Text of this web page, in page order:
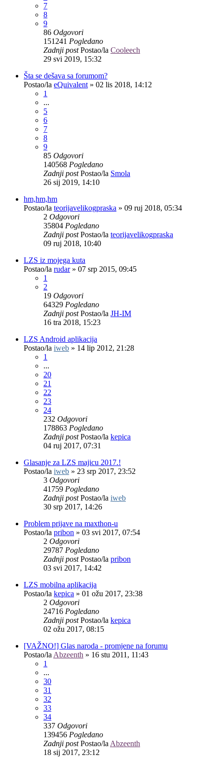
7
8
9
86 Odgovori
151241 Pogledano
Zadnji postPostao/la Cooleech
29 svi 2019, 15:32
Šta se dešava sa forumom?
Postao/la eQuivalent » 02 lis 2018, 14:12
1
...
5
6
7
8
9
85 Odgovori
140568 Pogledano
Zadnji postPostao/la Smola
26 sij 2019, 14:10
hm,hm,hm
Postao/la teorijavelikogpraska » 09 ruj 2018, 05:34
2 Odgovori
35804 Pogledano
Zadnji postPostao/la teorijavelikogpraska
09 ruj 2018, 10:40
LZS iz mojega kuta
Postao/la rudar» 07 srp 2015, 09:45
1
2
19 Odgovori
64329 Pogledano
Zadnji postPostao/la JH-IM
16 tra 2018, 15:23
LZS Android aplikacija
Postao/la iweb » 14 lip 2012, 21:28
1
...
20
21
22
23
24
232 Odgovori
178863 Pogledano
Zadnji postPostao/la kepica
04 ruj 2017, 07:31
Glasanje za LZS majicu 2017.!
Postao/la iweb » 23 srp 2017, 23:52
3 Odgovori
41759 Pogledano
Zadnji postPostao/la iweb
30 srp 2017, 14:26
Problem prijave na maxthon-u
Postao/la pribon » 03 svi 2017, 07:54
2 Odgovori
29787 Pogledano
Zadnji postPostao/la pribon
03 svi 2017, 14:42
LZS mobilna aplikacija
Postao/la kepica » 01 ožu 2017, 23:38
2 Odgovori
24716 Pogledano
Zadnji postPostao/la kepica
02 ožu 2017, 08:15
[VAŽNO!] Glas naroda - promjene na forumu
Postao/la Abzeenth » 16 stu 2011, 11:43
1
...
30
31
32
33
34
337 Odgovori
139456 Pogledano
Zadnji postPostao/la Abzeenth
18 sij 2017, 23:12